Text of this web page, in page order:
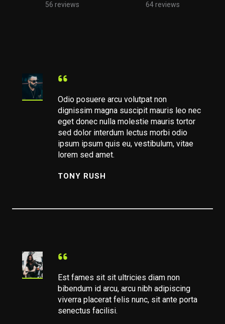
56 reviews 64 reviews
Odio posuere arcu volutpat non
dignissim magna suscipit mauris leo nec
eget donec nulla molestie mauris tortor
sed dolor interdum lectus morbi odio
ipsum ipsum quis eu, vestibulum, vitae
lorem sed amet.
TONY RUSH
Est fames sit sit ultricies diam non
bibendum id arcu, arcu nibh adipiscing
viverra placerat felis nunc, sit ante porta
senectus facilisi.